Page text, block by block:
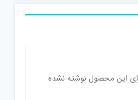
این محصول نوشته نشده